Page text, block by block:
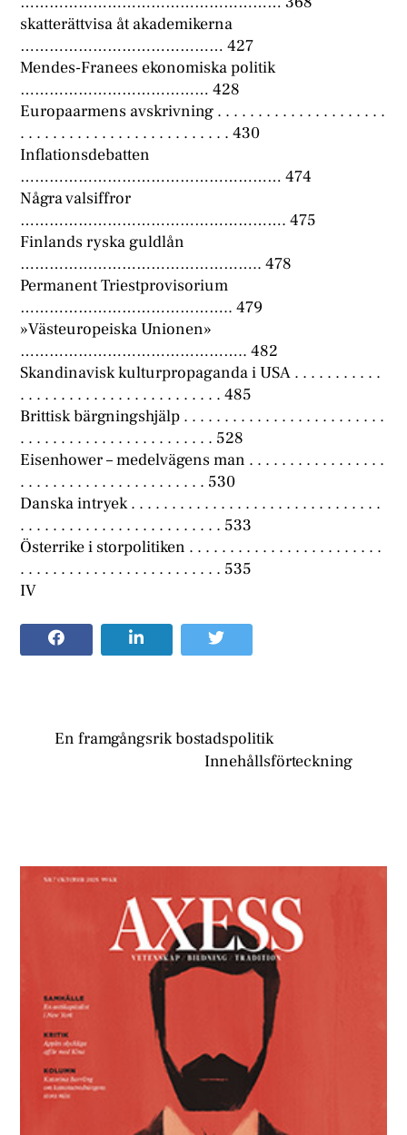
skatterättvisa åt akademikerna
…………………………………… 427
Mendes-Franees ekonomiska politik
………………………………… 428
Europaarmens avskrivning . . . . . . . . . . . . . . . . . . . . .
. . . . . . . . . . . . . . . . . . . . . . . . . . 430
Inflationsdebatten
……………………………………………… 474
Några valsiffror
………………………………………………. 475
Finlands ryska guldlån
………………………………………….. 478
Permanent Triestprovisorium
…………………………………….. 479
»Västeuropeiska Unionen»
……………………………………….. 482
Skandinavisk kulturpropaganda i USA . . . . . . . . . . .
. . . . . . . . . . . . . . . . . . . . . . . . . 485
Brittisk bärgningshjälp . . . . . . . . . . . . . . . . . . . . . . . . .
. . . . . . . . . . . . . . . . . . . . . . . . 528
Eisenhower – medelvägens man . . . . . . . . . . . . . . . . .
. . . . . . . . . . . . . . . . . . . . . . . 530
Danska intryek . . . . . . . . . . . . . . . . . . . . . . . . . . . . . . .
. . . . . . . . . . . . . . . . . . . . . . . . . 533
Österrike i storpolitiken . . . . . . . . . . . . . . . . . . . . . . . .
. . . . . . . . . . . . . . . . . . . . . . . . . 535
IV
En framgångsrik bostadspolitik
Innehållsförteckning